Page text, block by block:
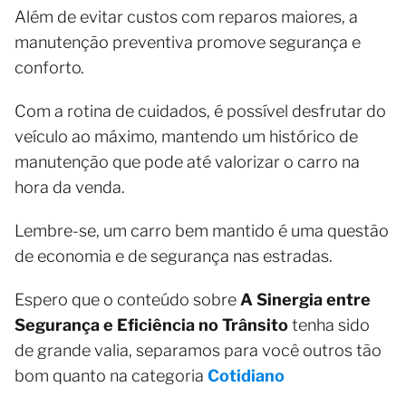
Além de evitar custos com reparos maiores, a
manutenção preventiva promove segurança e
conforto.
Com a rotina de cuidados, é possível desfrutar do
veículo ao máximo, mantendo um histórico de
manutenção que pode até valorizar o carro na
hora da venda.
Lembre-se, um carro bem mantido é uma questão
de economia e de segurança nas estradas.
Espero que o conteúdo sobre A Sinergia entre
Segurança e Eficiência no Trânsitotenha sido
de grande valia, separamos para você outros tão
bom quanto na categoria Cotidiano